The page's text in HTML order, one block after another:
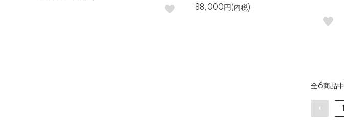
88,000円(内税)
全6商品中